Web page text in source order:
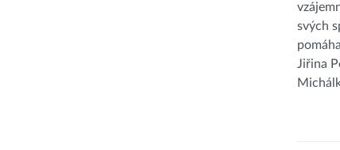
svých
Jiřina